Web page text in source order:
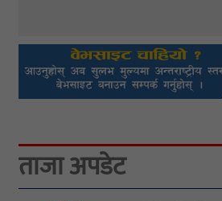
ताजा अपडेट